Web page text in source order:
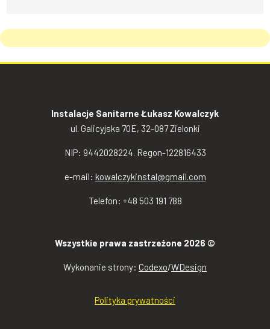
Instalacje Sanitarne Łukasz Kowalczyk
ul. Galicyjska 70E, 32-087 Zielonki
NIP: 9442028224. Regon-122816433
e-mail: kowalczykinstal@gmail.com
Telefon: +48 503 191 788
Wszystkie prawa zastrzeżone 2026 ©
Wykonanie strony: Codexo/WDesign
Polityka prywatności